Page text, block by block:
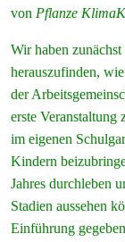
von Pflanze
Wir haben
herauszufinden,
der
erste Veranstaltung
im eigenen
Kindern
Jahres durchleben
Stadien aussehen
Einführung